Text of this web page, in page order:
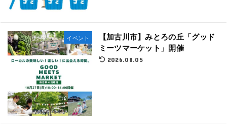
イベント
【加古川市】みとろの丘「グッド
ミーツマーケット」開催
2026.08.05